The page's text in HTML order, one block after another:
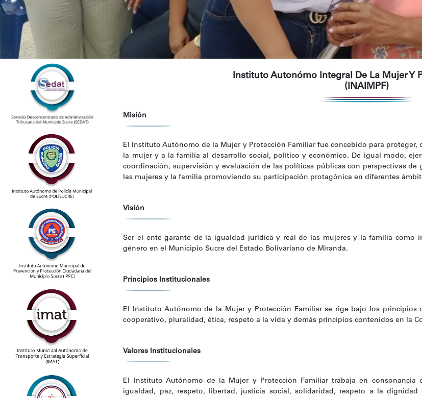
Instituto Autonómo Integral De La Mujer Y
(INAIMPF)
Misión
El Instituto Autónomo de la Mujer y Protección Familiar fue concebido para
la mujer y a la familia al desarrollo social, político y económico. De igual modo,
coordinación, supervisión y evaluación de las políticas públicas con perspectivas
las mujeres y la familia promoviendo su participación protagónica en diferentes
Visión
Ser el ente garante de la igualdad jurídica y real de las mujeres y la familia como
género en el Municipio Sucre del Estado Bolivariano de Miranda.
Principios Institucionales
El Instituto Autónomo de la Mujer y Protección Familiar se rige bajo los principios
cooperativo, pluralidad, ética, respeto a la vida y demás principios contenidos en la
Valores Institucionales
El Instituto Autónomo de la Mujer y Protección Familiar trabaja en consonancia
igualdad, paz, respeto, libertad, justicia social, solidaridad, respeto a la